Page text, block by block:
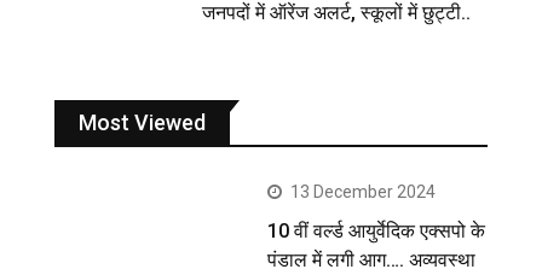
जनपदों में ऑरेंज अलर्ट, स्कूलों में छुट्टी..
Most Viewed
13 December 2024
10 वीं वर्ल्ड आयुर्वेदिक एक्सपो के
पंडाल में लगी आग…. अव्यवस्था